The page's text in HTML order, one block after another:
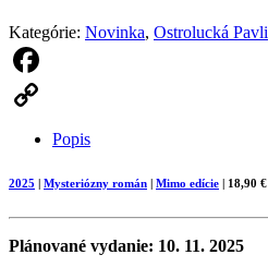
Kategórie: Novinka, Ostrolucká Pavli
Facebook
Popis
2025 | Mysteriózny román | Mimo edície | 18,90 €
Plánované vydanie: 10. 11. 2025